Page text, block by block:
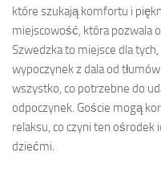
które szukają komfortu i
miejscowość, która pozwala
Szwedzka to miejsce dla
wypoczynek z dala od
wszystko, co potrzebne do
odpoczynek. Goście mogą
relaksu, co czyni ten
dziećmi.